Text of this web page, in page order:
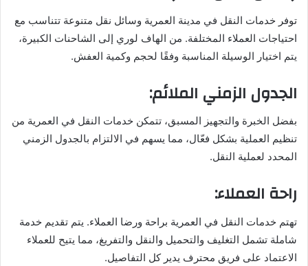
توفر خدمات النقل في مدينة العمرية وسائل نقل متنوعة تتناسب مع
احتياجات العملاء المختلفة. من الهاف لوري إلى الشاحنات الكبيرة،
يتم اختيار الوسيلة المناسبة وفقًا لحجم وكمية العفش.
الجدول الزمني الملائم:
بفضل الخبرة والتجهيز المسبق، تتمكن خدمات النقل في العمرية من
تنظيم العملية بشكل فعّال، مما يسهم في الالتزام بالجدول الزمني
المحدد لعملية النقل.
راحة العملاء:
تهتم خدمات النقل في العمرية براحة ورضا العملاء. يتم تقديم خدمة
شاملة تشمل التغليف والتحميل والنقل والتفريغ، مما يتيح للعملاء
الاعتماد على فريق محترف يدير كل التفاصيل.